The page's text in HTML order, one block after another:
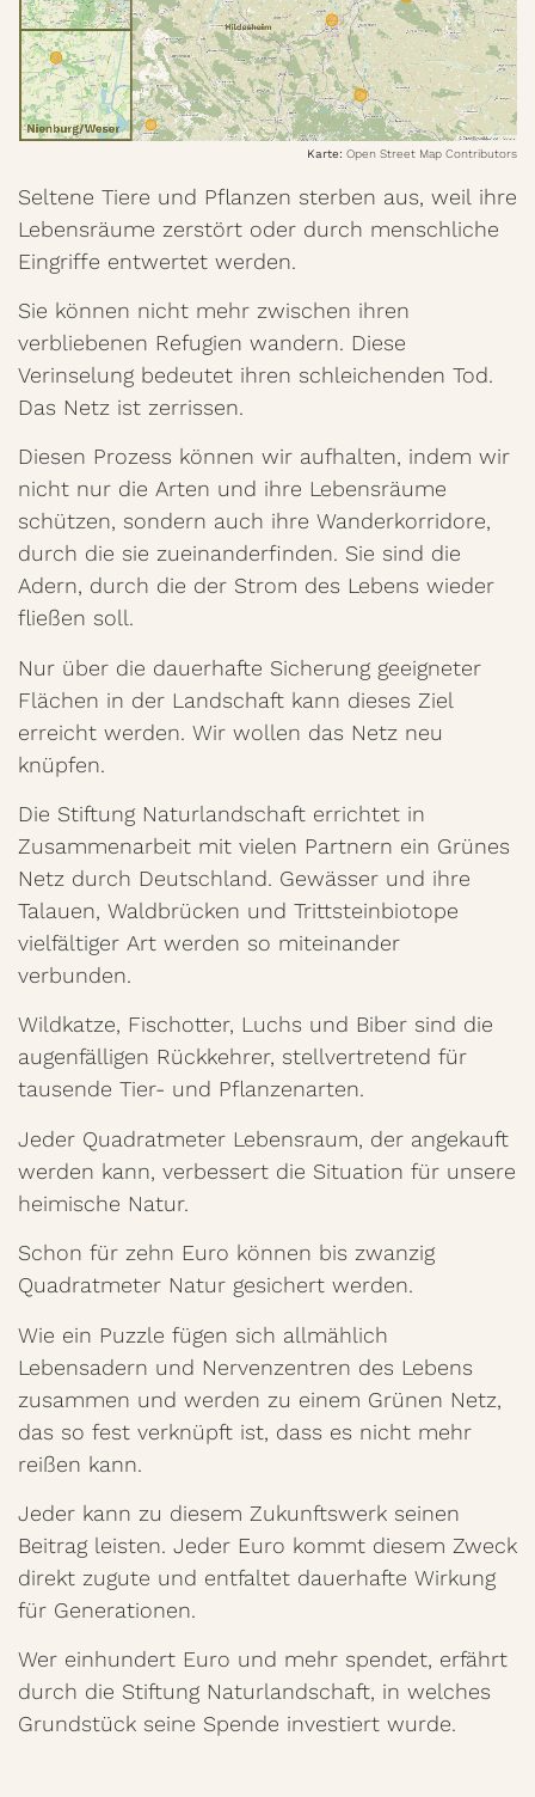
Karte: Open Street Map Contributors
Seltene Tiere und Pflanzen sterben aus, weil ihre
Lebensräume zerstört oder durch menschliche
Eingriffe entwertet werden.
Sie können nicht mehr zwischen ihren
verbliebenen Refugien wandern. Diese
Verinselung bedeutet ihren schleichenden Tod.
Das Netz ist zerrissen.
Diesen Prozess können wir aufhalten, indem wir
nicht nur die Arten und ihre Lebensräume
schützen, sondern auch ihre Wanderkorridore,
durch die sie zueinanderfinden. Sie sind die
Adern, durch die der Strom des Lebens wieder
fließen soll.
Nur über die dauerhafte Sicherung geeigneter
Flächen in der Landschaft kann dieses Ziel
erreicht werden. Wir wollen das Netz neu
knüpfen.
Die Stiftung Naturlandschaft errichtet in
Zusammenarbeit mit vielen Partnern ein Grünes
Netz durch Deutschland. Gewässer und ihre
Talauen, Waldbrücken und Trittsteinbiotope
vielfältiger Art werden so miteinander
verbunden.
Wildkatze, Fischotter, Luchs und Biber sind die
augenfälligen Rückkehrer, stellvertretend für
tausende Tier- und Pflanzenarten.
Jeder Quadratmeter Lebensraum, der angekauft
werden kann, verbessert die Situation für unsere
heimische Natur.
Schon für zehn Euro können bis zwanzig
Quadratmeter Natur gesichert werden.
Wie ein Puzzle fügen sich allmählich
Lebensadern und Nervenzentren des Lebens
zusammen und werden zu einem Grünen Netz,
das so fest verknüpft ist, dass es nicht mehr
reißen kann.
Jeder kann zu diesem Zukunftswerk seinen
Beitrag leisten. Jeder Euro kommt diesem Zweck
direkt zugute und entfaltet dauerhafte Wirkung
für Generationen.
Wer einhundert Euro und mehr spendet, erfährt
durch die Stiftung Naturlandschaft, in welches
Grundstück seine Spende investiert wurde.